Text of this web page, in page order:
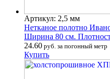
Артикул: 2,5 мм
Нетканое полотно
Ширина 80 см.
24.60 руб. за погонный метр
Купить